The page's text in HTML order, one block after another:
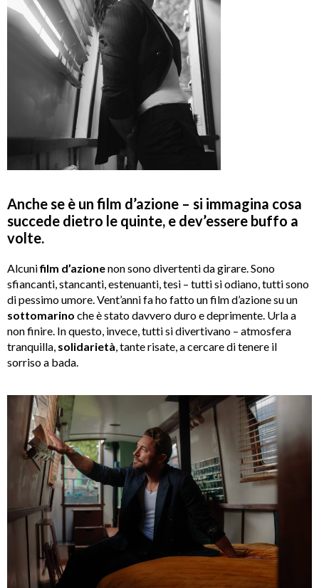
Anche se è un film d’azione – si immagina cosa
succede dietro le quinte, e dev’essere buffo a
volte.
Alcunifilm d’azionenon sono divertenti da girare. Sono
sfiancanti, stancanti, estenuanti, tesi – tutti si odiano, tutti sono
di pessimo umore. Vent’anni fa ho fatto un film d’azione su un
sottomarino che è stato davvero duro e deprimente. Urla a
non finire. In questo, invece, tutti si divertivano – atmosfera
tranquilla, solidarietà, tante risate, a cercare di tenere il
sorriso a bada.